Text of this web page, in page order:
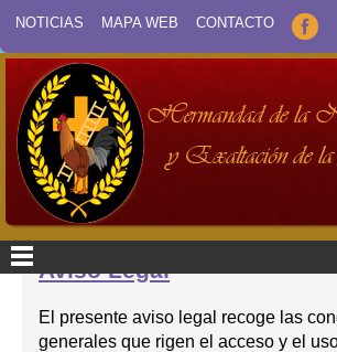
NOTICIAS MAPA WEB CONTACTO
Aviso Legal
El presente aviso legal recoge las
generales que rigen el acceso y el